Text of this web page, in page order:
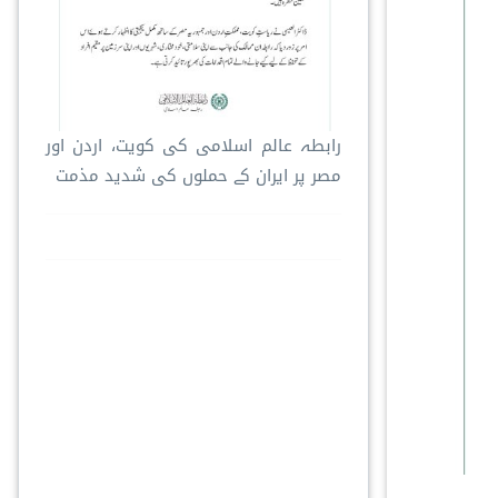
رابطہ عالم اسلامی کی کویت، اردن اور
مصر پر ایران کے حملوں کی شدید مذمت